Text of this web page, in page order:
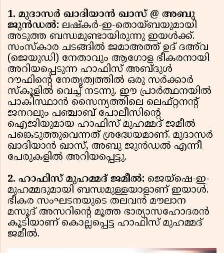
1. മുദാസർ ഖാദിയാൻ ഖാസ് @ അബു
ജുൻഡൽ: ലഷ്‌കർ-ഇ-തൊയ്ബയുമായി
അടുത്ത ബന്ധമുണ്ടായിരുന്നു ഇയൾക്ക്.
സംസ്കാര ചടങ്ങിൽ ജമാഅത്ത് ഉദ് ദഅ്‌വ
(ജെയുഡി) നേതാവും ആഗോള ഭീകരനായി
അറിയപ്പെടുന്ന ഹാഫിസ് അബ്ദുൾ
റൗഫിൻ്റെ നേതൃത്വത്തിൽ ഒരു സർക്കാർ
സ്കൂളിൽ വെച്ച് നടന്നു. ഈ പ്രാർത്ഥനയിൽ
പാകിസ്ഥാൻ സൈന്യത്തിലെ ലെഫ്റ്റനന്റ്
ജനറലും പഞ്ചാബ് പോലീസിൻ്റെ
ഐജിയുമായ ഹാഫിസ് മുഹമ്മദ് ജമീൽ
പങ്കെടുത്തുവെന്നത് ശ്രദ്ധേയമാണ്. മുദാസർ
ഖാദിയാൻ ഖാസ്, അബു ജുൻഡൽ എന്നീ
പേരുകളിൽ അറിയപ്പെട്ടു.
2. ഹാഫിസ് മുഹമ്മദ് ജമീൽ: ജെയ്‌ഷെ-ഇ-
മുഹമ്മദുമായി ബന്ധമുള്ളയാളാണ് ഇയാൾ.
ഭീകര സംഘടനയുടെ തലവൻ മൗലാന
മസൂദ് അസറിൻ്റെ മൂത്ത ഭാര്യാസഹോദരൻ
കൂടിയാണ് കൊല്ലപ്പെട്ട ഹാഫിസ് മുഹമ്മദ്
ജമീൽ.